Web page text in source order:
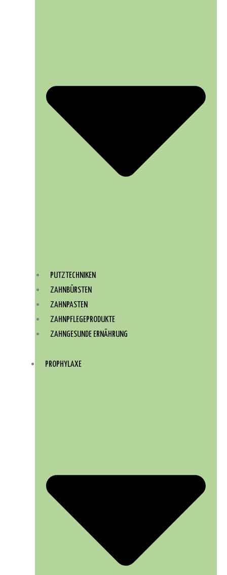
PUTZTECHNIKEN
ZAHNBÜRSTEN
ZAHNPASTEN
ZAHNPFLEGEPRODUKTE
ZAHNGESUNDE ERNÄHRUNG
PROPHYLAXE